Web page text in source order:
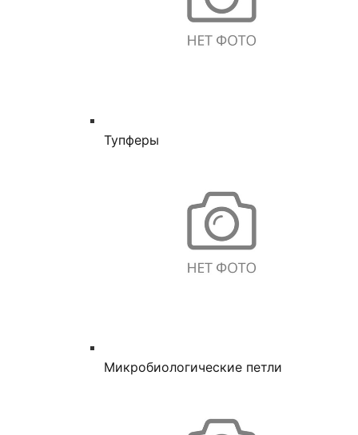
Тупферы
Микробиологические петли